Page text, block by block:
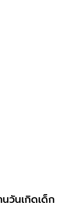
วันเกิดเด็ก